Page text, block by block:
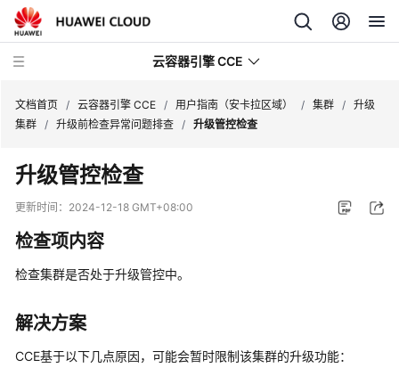
云容器引擎 CCE
最
动
态
务
告
文档首页 / 云容器引擎 CCE / 用户指南（安卡拉区域） / 集群 / 升级
集群 / 升级前检查异常问题排查 / 升级管控检查
升级管控检查
更新时间： 2024-12-18 GMT+08:00
检查项内容
检查集群是否处于升级管控中。
解决方案
CCE基于以下几点原因，可能会暂时限制该集群的升级功能：